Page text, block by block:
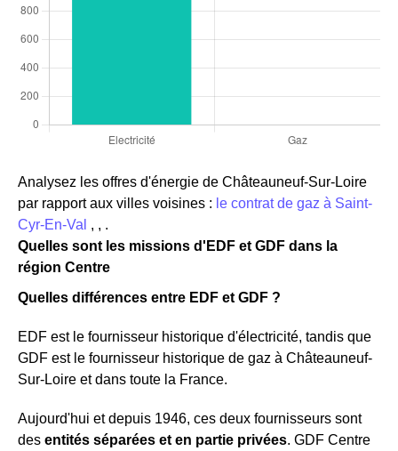
Analysez les offres d'énergie de Châteauneuf-Sur-Loire
par rapport aux villes voisines : le contrat de gaz à Saint-
Cyr-En-Val , , .
Quelles sont les missions d'EDF et GDF dans la
région Centre
Quelles différences entre EDF et GDF ?
EDF est le fournisseur historique d'électricité, tandis que
GDF est le fournisseur historique de gaz à Châteauneuf-
Sur-Loire et dans toute la France.
Aujourd'hui et depuis 1946, ces deux fournisseurs sont
des entités séparées et en partie privées. GDF Centre